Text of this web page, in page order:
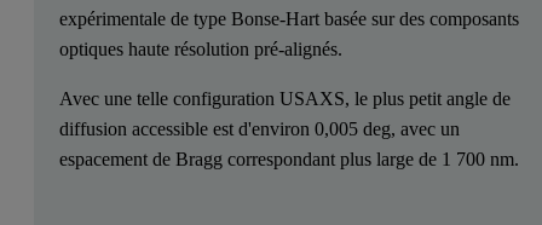
expérimentale de type Bonse-Hart basée sur des composants
optiques haute résolution pré-alignés.
Avec une telle configuration USAXS, le plus petit angle de
diffusion accessible est d'environ 0,005 deg, avec un
espacement de Bragg correspondant plus large de 1 700 nm.